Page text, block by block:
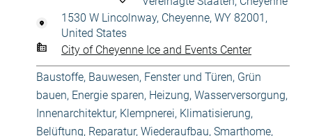
1530 W Lincolnway, Cheyenne, WY 82001,
United States
City of Cheyenne Ice and Events Center
Baustoffe, Bauwesen, Fenster und Türen, Grün
bauen, Energie sparen, Heizung, Wasserversorgung,
Innenarchitektur, Klempnerei, Klimatisierung,
Belüftung, Reparatur, Wiederaufbau, Smarthome,